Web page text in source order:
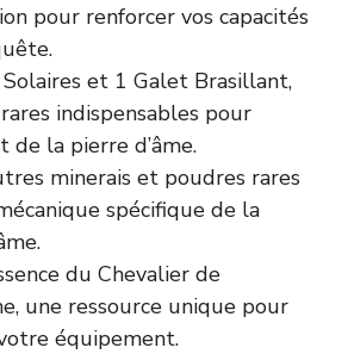
pour renforcer vos capacités
et 1 Galet Brasillant,
indispensables pour
de la pierre d’âme.
minerais et poudres rares
spécifique de la
du Chevalier de
une ressource unique pour
équipement.